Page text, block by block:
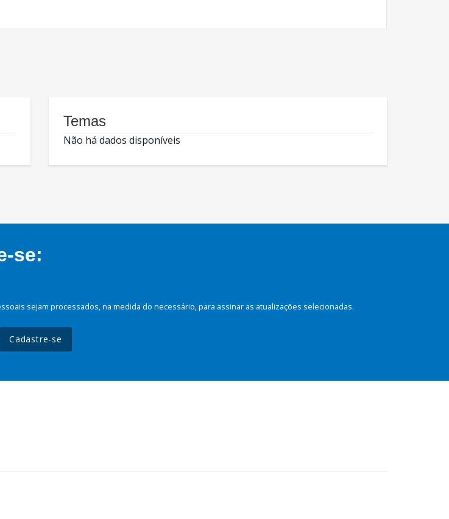
Temas
Não há dados disponíveis
se:
sejam processados, na medida do necessário, para assinar as atualizações selecionadas.
Cadastre-se